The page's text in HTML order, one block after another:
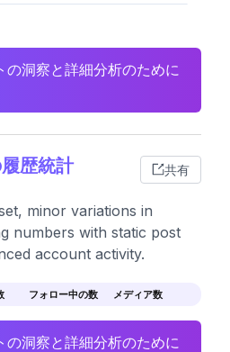
洞察と詳細分析のために
歴統計 共有
minor variations in
numbers with static post
account activity.
フォロー中の数 メディア数
洞察と詳細分析のために